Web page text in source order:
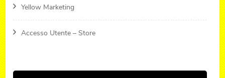
Yellow Marketing
Accesso Utente – Store